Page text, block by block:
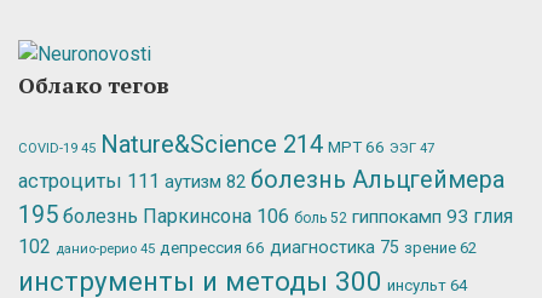
Облако тегов
COVID-19 45 Nature&Science 214 МРТ66 ЭЭГ 47
астроциты 111 аутизм 82 болезнь Альцгеймера
195 болезнь Паркинсона 106 боль 52 гиппокамп 93 глия
102 данио-рерио 45 депрессия 66 диагностика 75 зрение 62
инструменты и методы 300 инсульт 64